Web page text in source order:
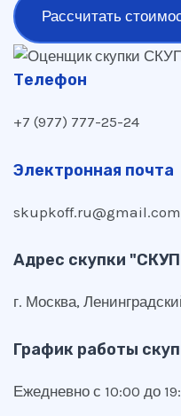
Рассчитать
Телефон
+7 (977) 777-25-24
Электронная почта
skupkoff.ru@gmail.com
Адрес скупки
г. Москва,
График работы
Ежедневно с 10:00 до